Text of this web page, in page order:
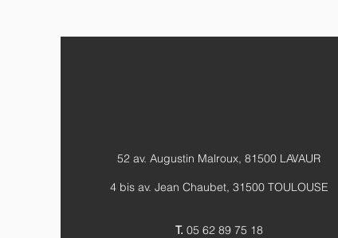
52 av. Augustin Malroux, 81500 LAVAUR
4 bis av. Jean Chaubet, 31500 TOULOUSE
T. 05 62 89 75 18